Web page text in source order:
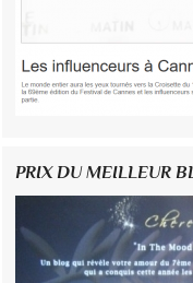
PRIX DU MEILLEUR